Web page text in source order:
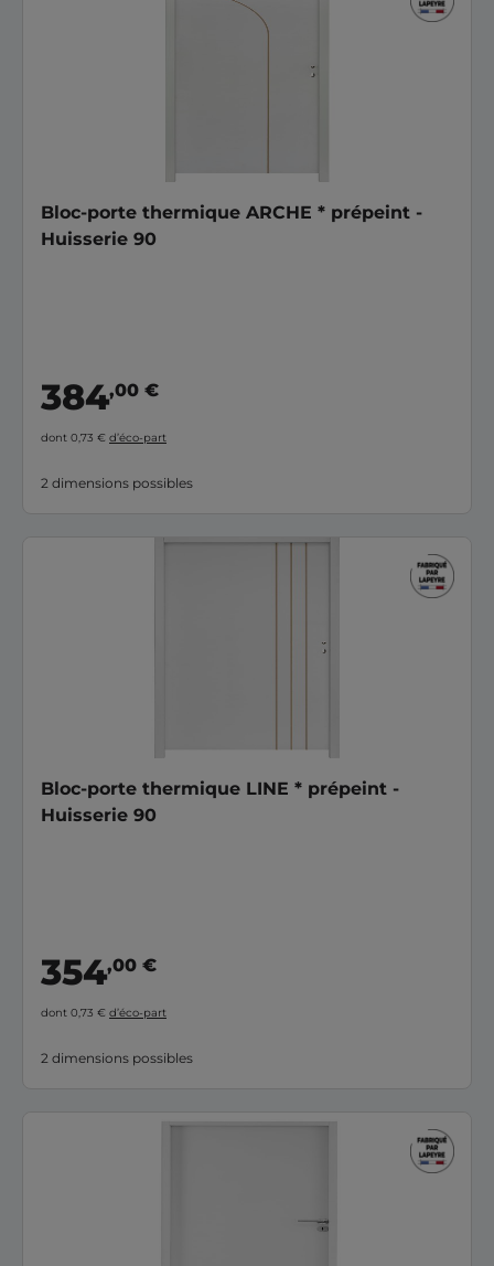
Bloc-porte thermique ARCHE * prépeint -
Huisserie 90
384,00 €
dont 0,73 € d’éco-part
2 dimensions possibles
Bloc-porte thermique LINE * prépeint -
Huisserie 90
354,00 €
dont 0,73 € d’éco-part
2 dimensions possibles